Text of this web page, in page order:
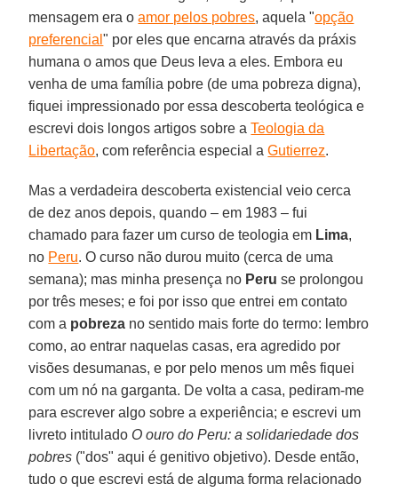
mensagem era oamor pelos pobres, aquela "opção
preferencial" por eles que encarna através da práxis
humana o amos que Deus leva a eles. Embora eu
venha de uma família pobre (de uma pobreza digna),
fiquei impressionado por essa descoberta teológica e
escrevi dois longos artigos sobre aTeologia da
Libertação, com referência especial aGutierrez.
Mas a verdadeira descoberta existencial veio cerca
de dez anos depois, quando – em 1983 – fui
chamado para fazer um curso de teologia em Lima,
no Peru. O curso não durou muito (cerca de uma
semana); mas minha presença no Peru se prolongou
por três meses; e foi por isso que entrei em contato
com a pobreza no sentido mais forte do termo: lembro
como, ao entrar naquelas casas, era agredido por
visões desumanas, e por pelo menos um mês fiquei
com um nó na garganta. De volta a casa, pediram-me
para escrever algo sobre a experiência; e escrevi um
livreto intitulado O ouro do Peru: a solidariedade dos
pobres ("dos" aqui é genitivo objetivo). Desde então,
tudo o que escrevi está de alguma forma relacionado